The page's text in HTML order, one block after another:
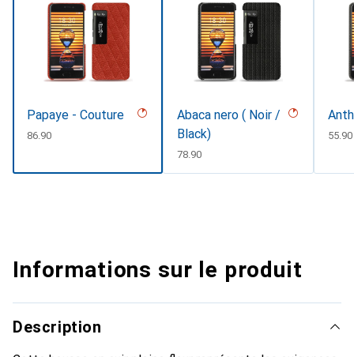
Papaye - Couture
CHF
86.90
Abaca nero ( Noir /
Black)
CHF
78.90
CHF
55.90
Informations sur le produit
Description